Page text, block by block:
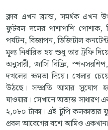
ক্লাব এখন ব্র্যান্ড, সমর্থক এখন
ফুটবল দলের পাশাপাশি পোশাক,
পর্যটন, বিজ্ঞাপন, ডিজিটাল
মূল্য নির্ধারিত হয় শুধু তার ট্রফি
অনুসারী, জার্সি বিক্রি,
দখলের ক্ষমতা দিয়ে। খেলার
উঠছে। সম্প্রতি আমার সুযোগ
যাওয়ার। সেখানে অত্যন্ত সাধারণ
২,০৮০ টাকা। এই টুপি কলকাতার
প্রবল আবেগের বশে আমিও একখানা